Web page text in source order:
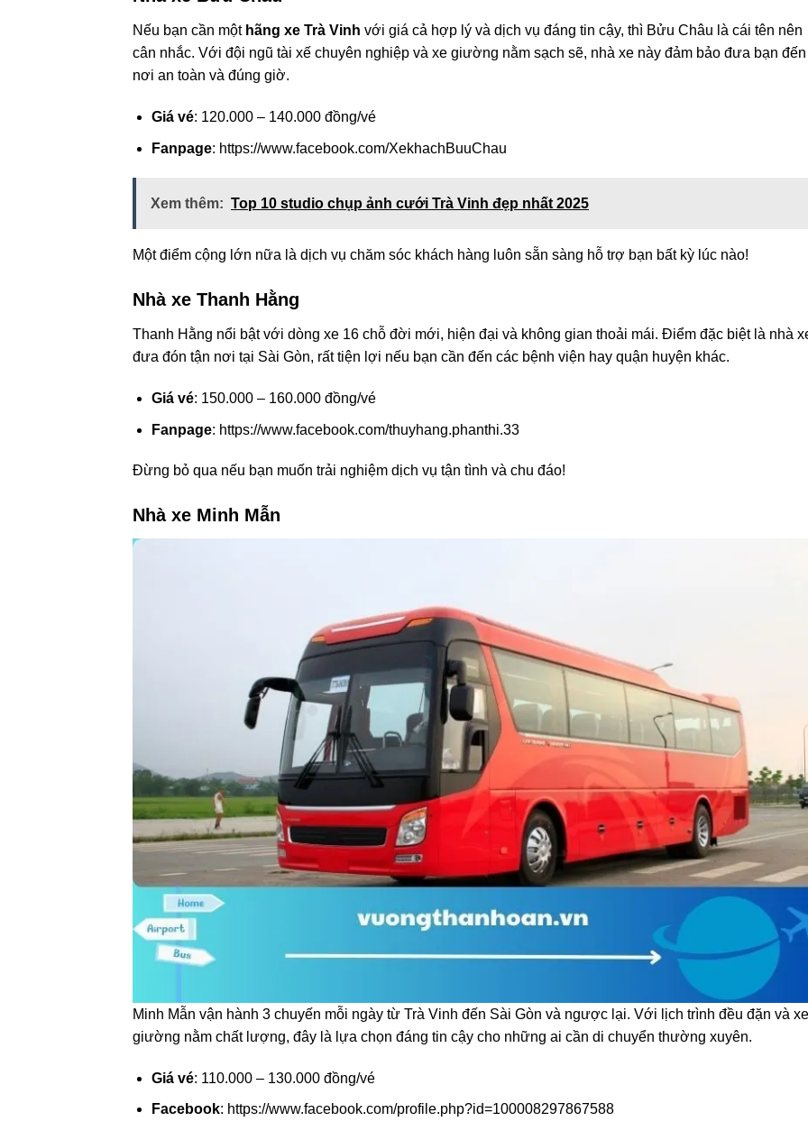
Nếu bạn cần một hãng xe Trà Vinh với giá cả hợp lý và dịch vụ đáng tin cậy, thì Bửu Châu là cái tên nên
cân nhắc. Với đội ngũ tài xế chuyên nghiệp và xe giường nằm sạch sẽ, nhà xe này đảm bảo đưa bạn đến
nơi an toàn và đúng giờ.
Giá vé: 120.000 – 140.000 đồng/vé
Fanpage: https://www.facebook.com/XekhachBuuChau
Xem thêm: Top 10 studio chụp ảnh cưới Trà Vinh đẹp nhất 2025
Một điểm cộng lớn nữa là dịch vụ chăm sóc khách hàng luôn sẵn sàng hỗ trợ bạn bất kỳ lúc nào!
Nhà xe Thanh Hằng
Thanh Hằng nổi bật với dòng xe 16 chỗ đời mới, hiện đại và không gian thoải mái. Điểm đặc biệt là nhà
đưa đón tận nơi tại Sài Gòn, rất tiện lợi nếu bạn cần đến các bệnh viện hay quận huyện khác.
Giá vé: 150.000 – 160.000 đồng/vé
Fanpage: https://www.facebook.com/thuyhang.phanthi.33
Đừng bỏ qua nếu bạn muốn trải nghiệm dịch vụ tận tình và chu đáo!
Nhà xe Minh Mẫn
Minh Mẫn vận hành 3 chuyến mỗi ngày từ Trà Vinh đến Sài Gòn và ngược lại. Với lịch trình đều đặn và xe
giường nằm chất lượng, đây là lựa chọn đáng tin cậy cho những ai cần di chuyển thường xuyên.
Giá vé: 110.000 – 130.000 đồng/vé
Facebook: https://www.facebook.com/profile.php?id=100008297867588